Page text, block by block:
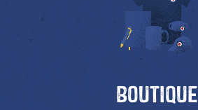
Boutique